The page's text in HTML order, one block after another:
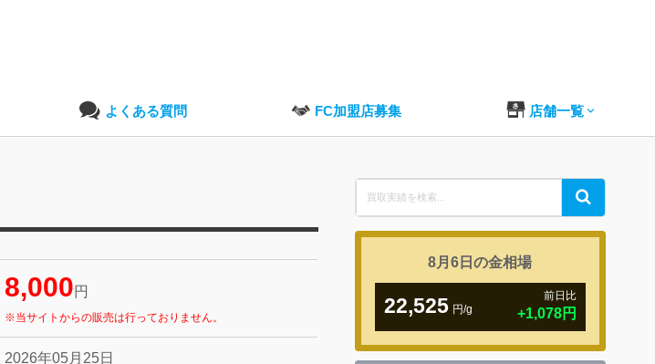
よくある質問 FC加盟店募集 店舗一覧
8,000 円
※当サイトからの販売は行っておりません。
2026年05月25日
Search
for:
Search
8月6日の金相場
22,525 円/g
前日比
+1,078円